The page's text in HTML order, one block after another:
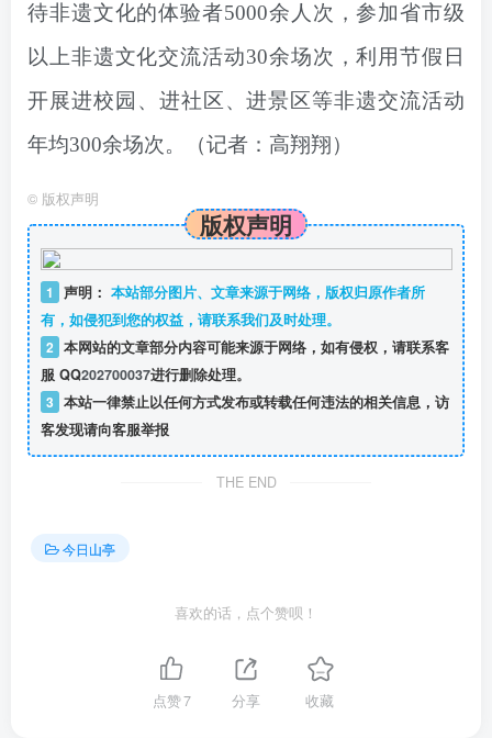
待非遗文化的体验者5000余人次，参加省市级
以上非遗文化交流活动30余场次，利用节假日
开展进校园、进社区、进景区等非遗交流活动
年均300余场次。
（记者：高翔翔）
© 版权声明
版权声明
1 声明： 本站部分图片、文章来源于网络，版权归原作者所
有，如侵犯到您的权益，请联系我们及时处理。
2 本网站的文章部分内容可能来源于网络，如有侵权，请联系客
服 QQ202700037进行删除处理。
3 本站一律禁止以任何方式发布或转载任何违法的相关信息，访
客发现请向客服举报
THE END
今日山亭
喜欢的话，点个赞呗！
点赞7 分享 收藏